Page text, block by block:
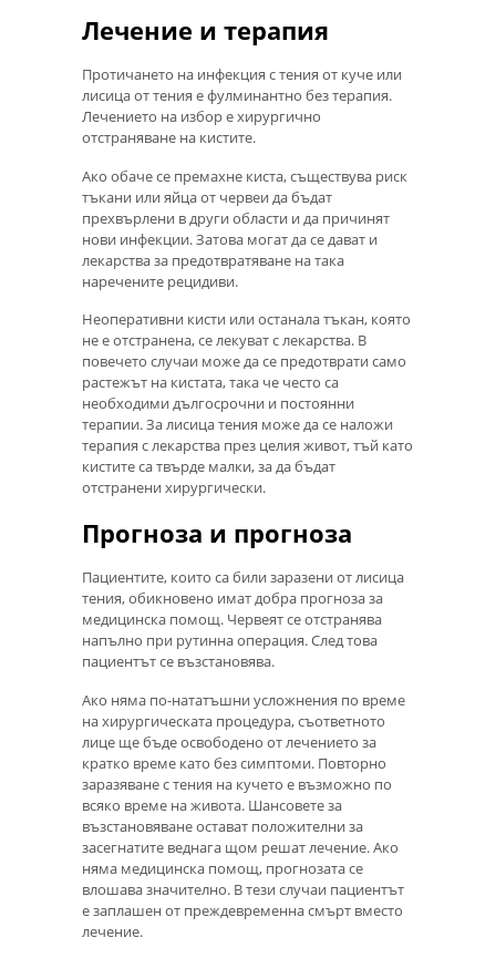
Лечение и терапия
Протичането на инфекция с тения от куче или
лисица от тения е фулминантно без терапия.
Лечението на избор е хирургично
отстраняване на кистите.
Ако обаче се премахне киста, съществува риск
тъкани или яйца от червеи да бъдат
прехвърлени в други области и да причинят
нови инфекции. Затова могат да се дават и
лекарства за предотвратяване на така
наречените рецидиви.
Неоперативни кисти или останала тъкан, която
не е отстранена, се лекуват с лекарства. В
повечето случаи може да се предотврати само
растежът на кистата, така че често са
необходими дългосрочни и постоянни
терапии. За лисица тения може да се наложи
терапия с лекарства през целия живот, тъй като
кистите са твърде малки, за да бъдат
отстранени хирургически.
Прогноза и прогноза
Пациентите, които са били заразени от лисица
тения, обикновено имат добра прогноза за
медицинска помощ. Червеят се отстранява
напълно при рутинна операция. След това
пациентът се възстановява.
Ако няма по-нататъшни усложнения по време
на хирургическата процедура, съответното
лице ще бъде освободено от лечението за
кратко време като без симптоми. Повторно
заразяване с тения на кучето е възможно по
всяко време на живота. Шансовете за
възстановяване остават положителни за
засегнатите веднага щом решат лечение. Ако
няма медицинска помощ, прогнозата се
влошава значително. В тези случаи пациентът
е заплашен от преждевременна смърт вместо
лечение.